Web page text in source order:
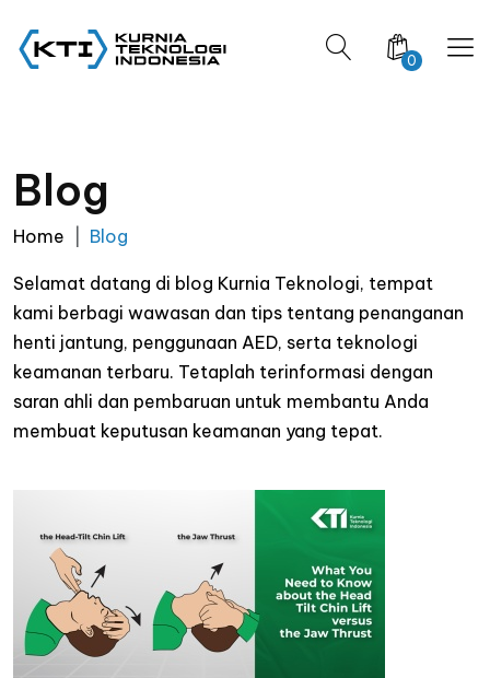
0
Blog
Home Blog
Selamat datang di blog Kurnia Teknologi, tempat
kami berbagi wawasan dan tips tentang penanganan
henti jantung, penggunaan AED, serta teknologi
keamanan terbaru. Tetaplah terinformasi dengan
saran ahli dan pembaruan untuk membantu Anda
membuat keputusan keamanan yang tepat.